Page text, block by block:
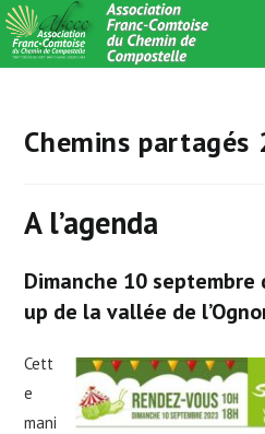
Skip
to
content
Chemins
A l’agenda
Dimanche 10 septembre
up de la vallée de
Cett
e
mani